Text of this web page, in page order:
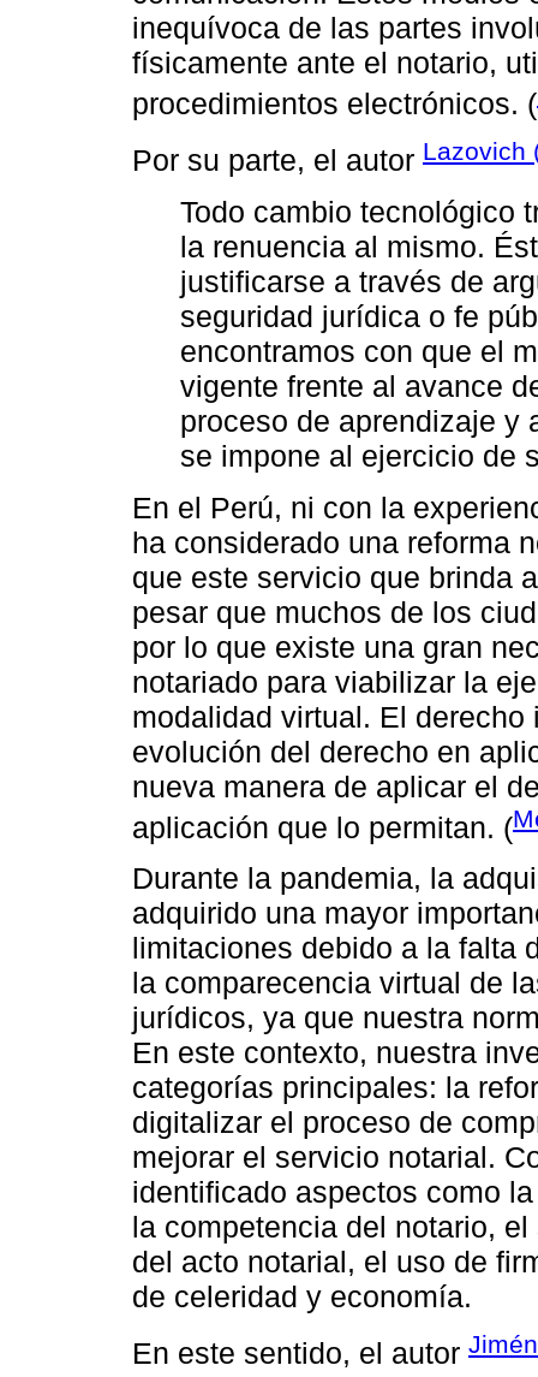
inequívoca de las partes
físicamente ante el notario,
procedimientos electrónicos. (
Por su parte, el autor Lazovich
Todo cambio tecnológico
la renuencia al mismo.
justificarse a través de
seguridad jurídica o fe
encontramos con que el
vigente frente al avance
proceso de aprendizaje y
se impone al ejercicio de
En el Perú, ni con la
ha considerado una reforma
que este servicio que brinda
pesar que muchos de los
por lo que existe una gran
notariado para viabilizar la
modalidad virtual. El
evolución del derecho en
nueva manera de aplicar el
aplicación que lo permitan. (
Durante la pandemia, la
adquirido una mayor
limitaciones debido a la falta
la comparecencia virtual de
jurídicos, ya que nuestra
En este contexto, nuestra
categorías principales: la
digitalizar el proceso de
mejorar el servicio notarial.
identificado aspectos como
la competencia del notario,
del acto notarial, el uso de
de celeridad y economía.
En este sentido, el autor